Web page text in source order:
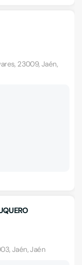
23009, Jaén,
Jaén, Jaén